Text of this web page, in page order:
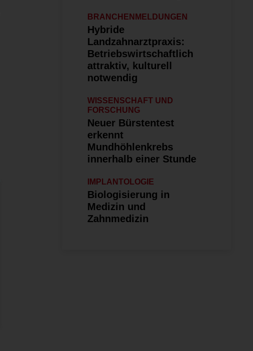
BRANCHENMELDUNGEN
Hybride
Landzahnarztpraxis:
Betriebswirt­schaftlich
attraktiv, kulturell
notwendig
WISSENSCHAFT UND
FORSCHUNG
Neuer Bürstentest
erkennt
Mundhöhlenkrebs
innerhalb einer Stunde
IMPLANTOLOGIE
Biologisierung in
Medizin und
Zahnmedizin